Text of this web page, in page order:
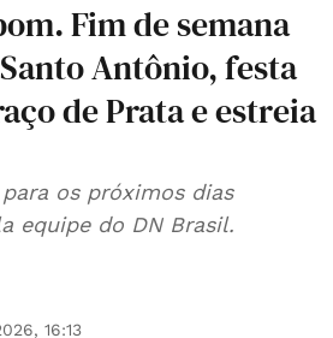
Fim de semana
Antônio, festa
de Prata e estreia
os próximos dias
equipe do DN Brasil.
16:13